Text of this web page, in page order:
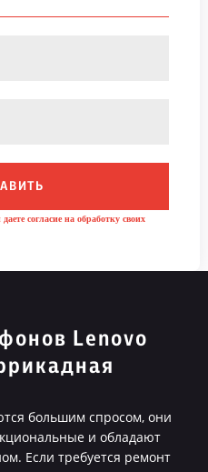
согласие на обработку своих
Lenovo
большим спросом, они
и обладают
Если требуется ремонт